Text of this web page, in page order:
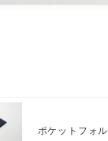
ポケットフォ